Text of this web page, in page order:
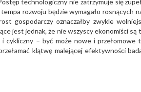
technologiczny nie zatrzymuje się
rozwoju będzie wymagało rosnących
gospodarczy oznaczałby zwykle
jest jednak, że nie wszyscy ekonomiści
cykliczny – być może nowe i przełomowe
klątwę malejącej efektywności